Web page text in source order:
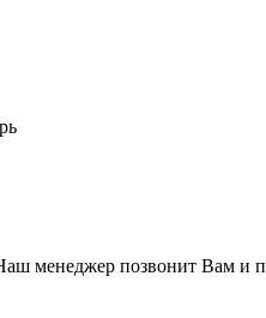
менеджер позвонит Вам и